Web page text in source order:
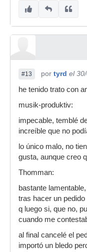
#13 por tyrd el
he tenido trato con
musik-produktiv:
impecable, temblé
increíble que no
lo único malo, no
gusta, aunque creo
Thomman:
bastante
tras hacer un
q luego si, que no,
cuando me
al final cancelé el
importó un bledo